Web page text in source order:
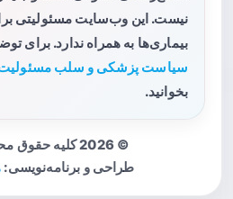
نیست. این وب‌سایت مسئولیتی
بیماری‌ها به همراه ندارد. برای
سیاست پزشکی و سلب
بخوانید.
© 2026 کلیه حقوق محفوظ است.
طراحی و برنامه‌نویسی: